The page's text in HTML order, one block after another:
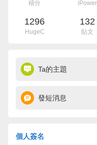
積分 iPower
1296
HugeC
132
貼文
Ta的主題
發短消息
個人簽名